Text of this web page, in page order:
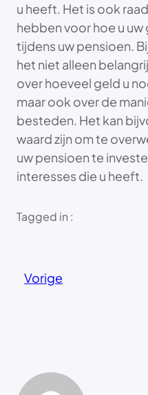
u heeft. Het is ook
hebben voor hoe u
tijdens uw pensioen.
het niet alleen
over hoeveel geld u
maar ook over de
besteden. Het kan
waard zijn om te
uw pensioen te
interesses die u heeft.
Tagged in :
Vorige